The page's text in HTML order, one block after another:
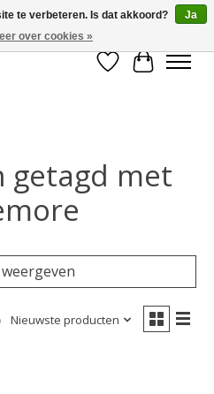
Verlanglijst
getagd met
Nieuwste producten
te verbeteren. Is dat akkoord?
Ja
over cookies »